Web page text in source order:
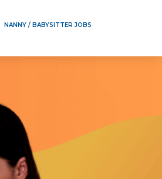
NANNY / BABYSITTER JOBS